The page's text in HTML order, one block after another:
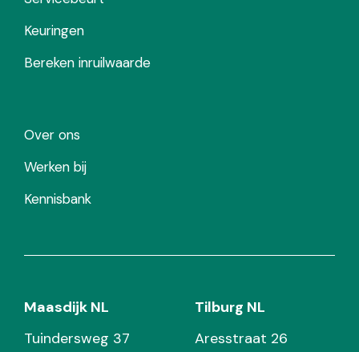
Keuringen
Bereken inruilwaarde
Over ons
Werken bij
Kennisbank
Maasdijk NL
Tuindersweg 37
Tilburg NL
Aresstraat 26